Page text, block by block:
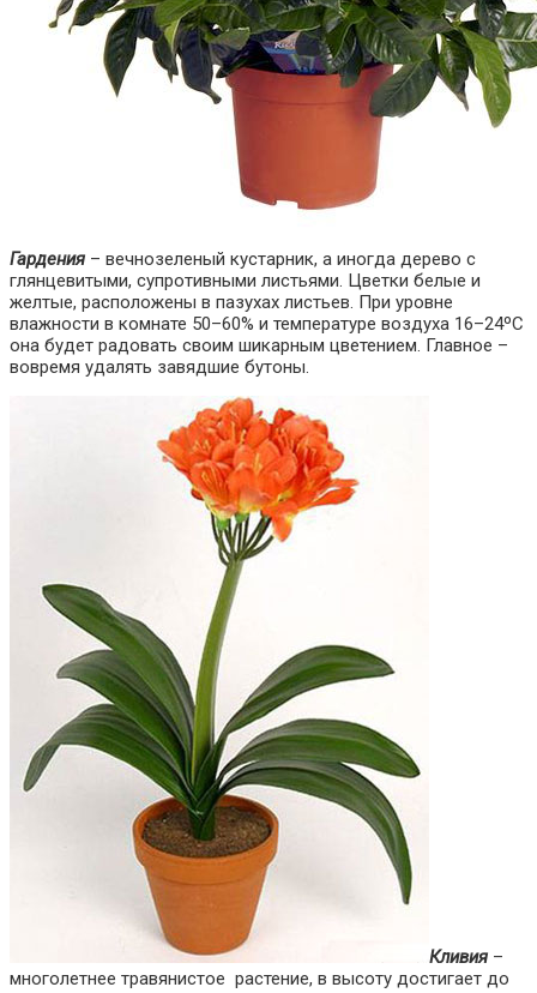
Гардения – вечнозеленый кустарник, а иногда дерево с
глянцевитыми, супротивными листьями. Цветки белые и
желтые, расположены в пазухах листьев. При уровне
влажности в комнате 50–60% и температуре воздуха 16–24ºС
она будет радовать своим шикарным цветением. Главное –
вовремя удалять завядшие бутоны.
Кливия –
многолетнее травянистое растение, в высоту достигает до